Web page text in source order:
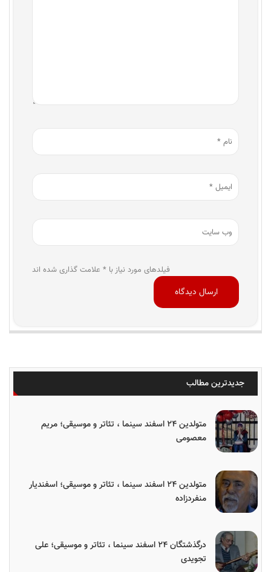
فیلدهای مورد نیاز با * علامت گذاری شده اند
جدیدترین مطالب
متولدین ۲۴ اسفند سینما ، تئاتر و موسیقی؛ مریم
معصومی
متولدین ۲۴ اسفند سینما ، تئاتر و موسیقی؛ اسفندیار
منفردزاده
درگذشتگان ۲۴ اسفند سینما ، تئاتر و موسیقی؛ علی
تجویدی